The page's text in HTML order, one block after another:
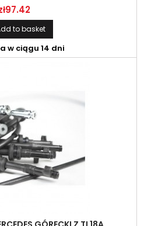
to basket
w ciągu 14 dni